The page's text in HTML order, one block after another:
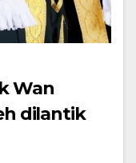
Wan
dilantik